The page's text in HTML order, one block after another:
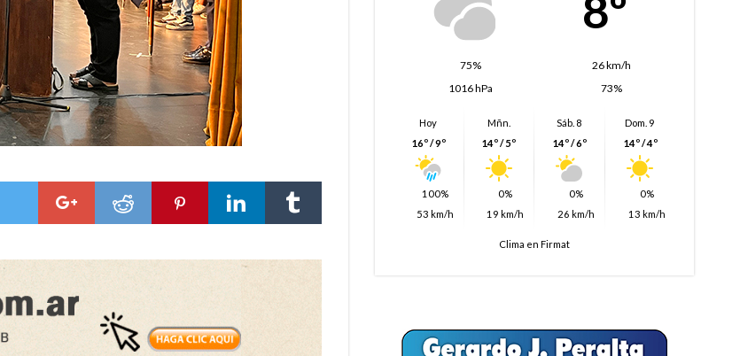
75%
26 km/h
1016 hPa
73%
Hoy
16º / 9º
100%
53 km/h
Mñn.
14º / 5º
0%
19 km/h
Sáb. 8
14º / 6º
0%
26 km/h
Dom. 9
14º / 4º
0%
13 km/h
Clima en Firmat